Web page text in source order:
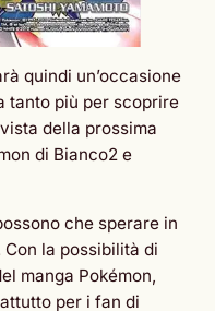
quindi un’occasione
tanto più per scoprire
della prossima
di Bianco2 e
che sperare in
la possibilità di
manga Pokémon,
per i fan di